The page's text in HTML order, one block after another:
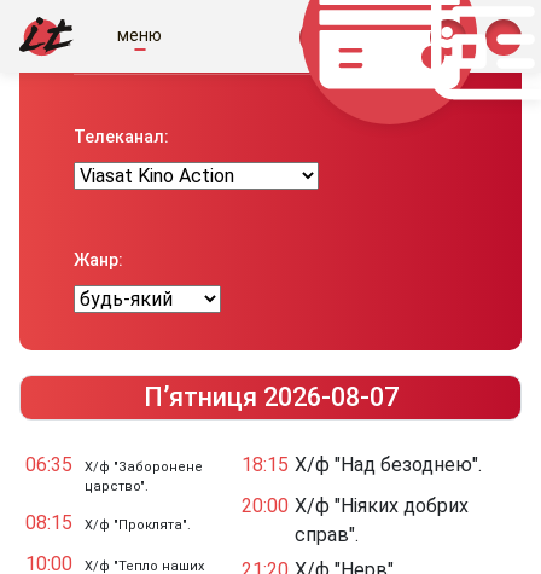
меню
Телепрограма вiд IT
Телеканал:
Жанр:
П’ятниця 2026-08-07
06:35
Х/ф "Заборонене
царство".
08:15 Х/ф "Проклята".
10:00
Х/ф "Тепло наших
18:15 Х/ф "Над безоднею".
20:00 Х/ф "Ніяких добрих
справ".